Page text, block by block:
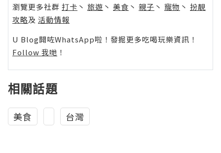
瀏覽更多社群 打卡 丶 旅遊 丶 美食 丶 親子 丶 寵物 丶 扮靚
攻略及 活動情報
U Blog開咗WhatsApp啦！發掘更多吃喝玩樂資訊！
Follow 我哋 ！
相關話題
美食 台灣